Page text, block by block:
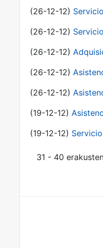
(26-12-12)
(26-12-12)
(26-12-12)
(26-12-12)
(26-12-12)
(19-12-12)
(19-12-12)
31 - 40